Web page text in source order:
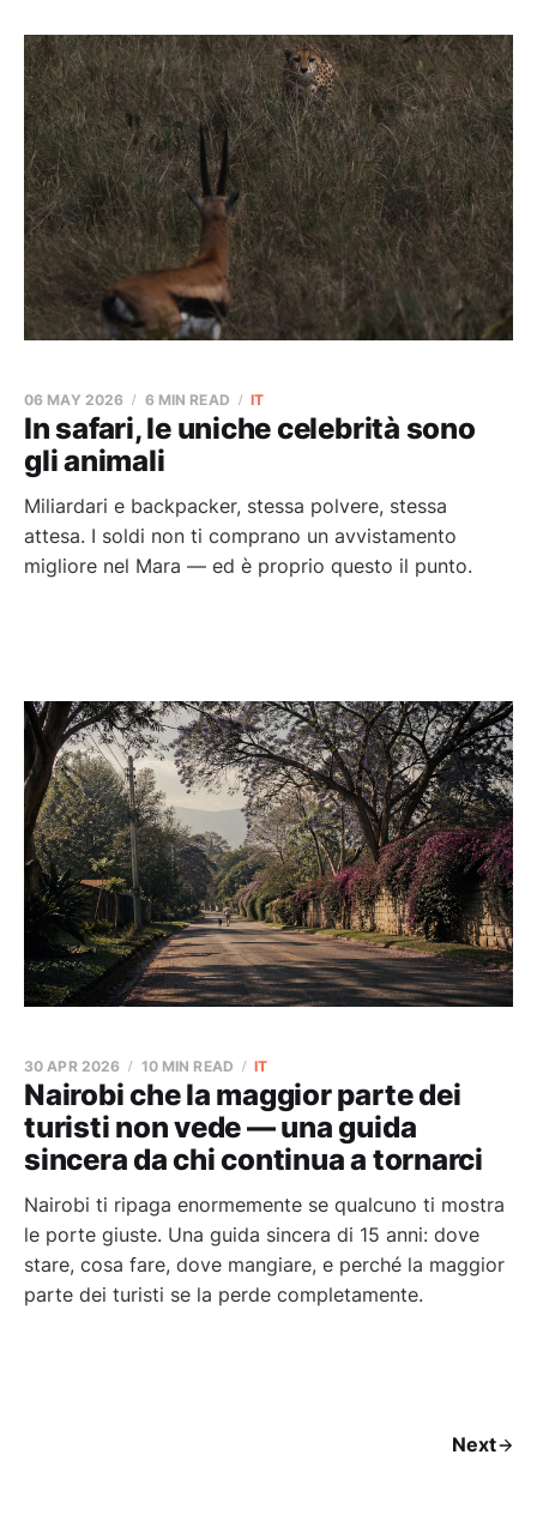
In safari, le uniche celebrità sono
gli animali
06 MAY 2026 6 MIN READ IT
Miliardari e backpacker, stessa polvere, stessa
attesa. I soldi non ti comprano un avvistamento
migliore nel Mara — ed è proprio questo il punto.
Nairobi che la maggior parte dei
turisti non vede — una guida
sincera da chi continua a tornarci
30 APR 2026 10 MIN READ IT
Nairobi ti ripaga enormemente se qualcuno ti mostra
le porte giuste. Una guida sincera di 15 anni: dove
stare, cosa fare, dove mangiare, e perché la maggior
parte dei turisti se la perde completamente.
Next